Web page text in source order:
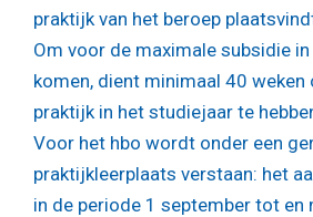
praktijk van het beroep
Om voor de maximale subsidie
komen, dient minimaal 40
praktijk in het studiejaar te
Voor het hbo wordt onder een
praktijkleerplaats verstaan: het
in de periode 1 september tot en